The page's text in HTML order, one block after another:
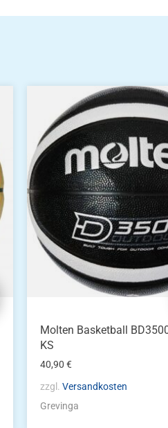
Molten Basketball
KS
40,90€
zzgl.Versandkosten
Grevinga